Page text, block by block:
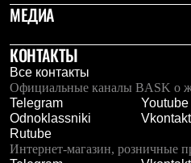
МЕДИА
КОНТАКТЫ
Все контакты
Официальные каналы BASK о
Telegram
Youtube
Odnoklassniki
Rutube
Интернет-магазин, розничные